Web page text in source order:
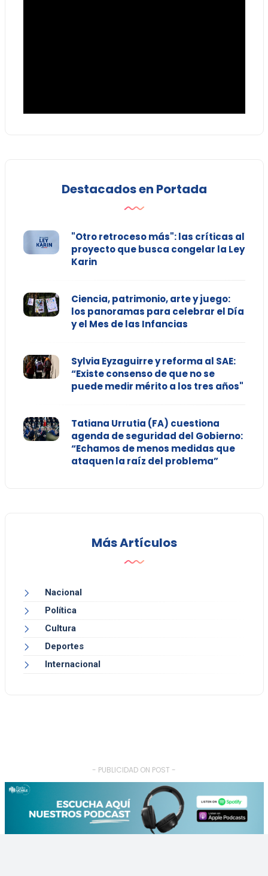
Destacados en Portada
"Otro retroceso más": las críticas al
proyecto que busca congelar la Ley
Karin
Ciencia, patrimonio, arte y juego:
los panoramas para celebrar el Día
y el Mes de las Infancias
Sylvia Eyzaguirre y reforma al SAE:
“Existe consenso de que no se
puede medir mérito a los tres años"
Tatiana Urrutia (FA) cuestiona
agenda de seguridad del Gobierno:
“Echamos de menos medidas que
ataquen la raíz del problema”
Más Artículos
Nacional
Política
Cultura
Deportes
Internacional
- PUBLICIDAD ON POST -